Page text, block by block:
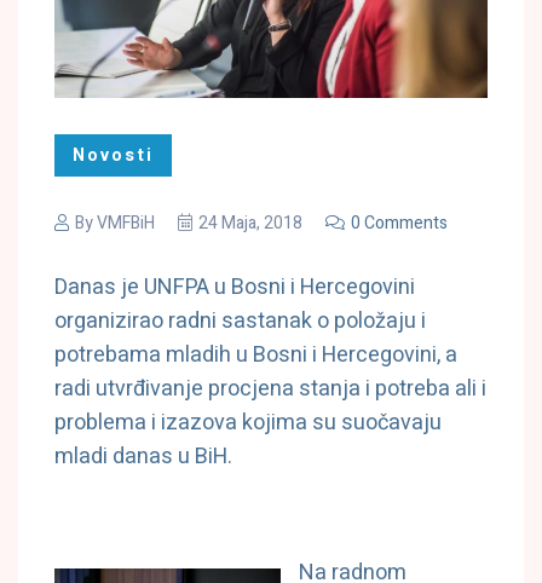
Novosti
ByVMFBiH 24 Maja, 2018 0 Comments
Danas je UNFPA u Bosni i Hercegovini
organizirao radni sastanak o položaju i
potrebama mladih u Bosni i Hercegovini, a
radi utvrđivanje procjena stanja i potreba ali i
problema i izazova kojima su suočavaju
mladi danas u BiH.
Na radnom